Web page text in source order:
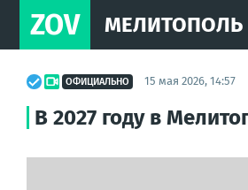
ZOV МЕЛИТОПОЛЬ
ОФИЦИАЛЬНО 15 мая 2026, 14:57
В 2027 году в